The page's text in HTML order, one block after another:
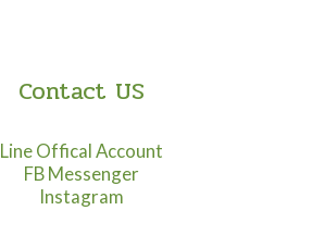
Contact US
Line Offical Account
FB Messenger
Instagram